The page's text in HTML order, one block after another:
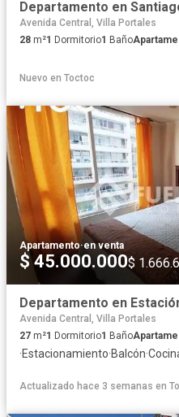
Departamento en
Avenida Central, Villa Portales
28 m²1 Dormitorio1 Baño
Nuevo en Toctoc
Apartamento·en venta
$ 45.000.000$
Departamento en
Avenida Central, Villa Portales
27 m²1 Dormitorio1 Baño
·Estacionamiento·Balcón·
Actualizado hace 3 semanas en